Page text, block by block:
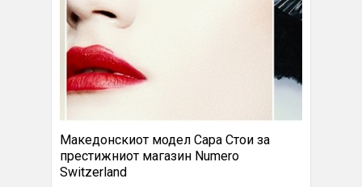
Македонскиот модел Сара Стои за
престижниот магазин Numero
Switzerland